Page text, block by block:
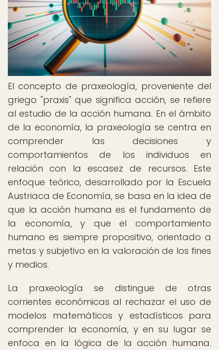
El concepto de praxeología, proveniente del
griego "praxis" que significa acción, se refiere
al estudio de la acción humana. En el ámbito
de la economía, la praxeología se centra en
comprender las decisiones y
comportamientos de los individuos en
relación con la escasez de recursos. Este
enfoque teórico, desarrollado por la Escuela
Austriaca de Economía, se basa en la idea de
que la acción humana es el fundamento de
la economía, y que el comportamiento
humano es siempre propositivo, orientado a
metas y subjetivo en la valoración de los fines
y medios.
La praxeología se distingue de otras
corrientes económicas al rechazar el uso de
modelos matemáticos y estadísticos para
comprender la economía, y en su lugar se
enfoca en la lógica de la acción humana.